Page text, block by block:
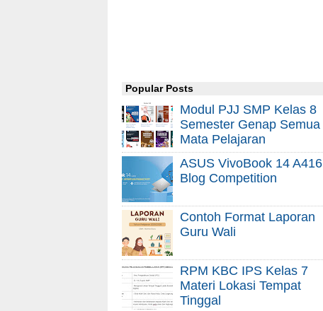
Popular Posts
Modul PJJ SMP Kelas 8
Semester Genap Semua
Mata Pelajaran
ASUS VivoBook 14 A416
Blog Competition
Contoh Format Laporan
Guru Wali
RPM KBC IPS Kelas 7
Materi Lokasi Tempat
Tinggal